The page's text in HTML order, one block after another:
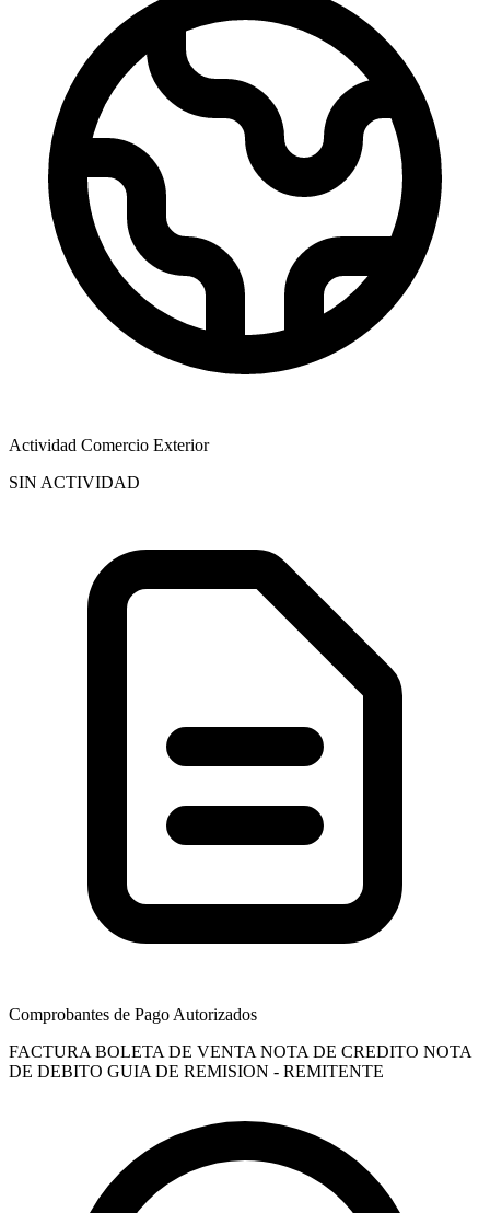
Actividad Comercio Exterior
SIN ACTIVIDAD
Comprobantes de Pago Autorizados
FACTURA BOLETA DE VENTA NOTA DE CREDITO NOTA
DE DEBITO GUIA DE REMISION - REMITENTE